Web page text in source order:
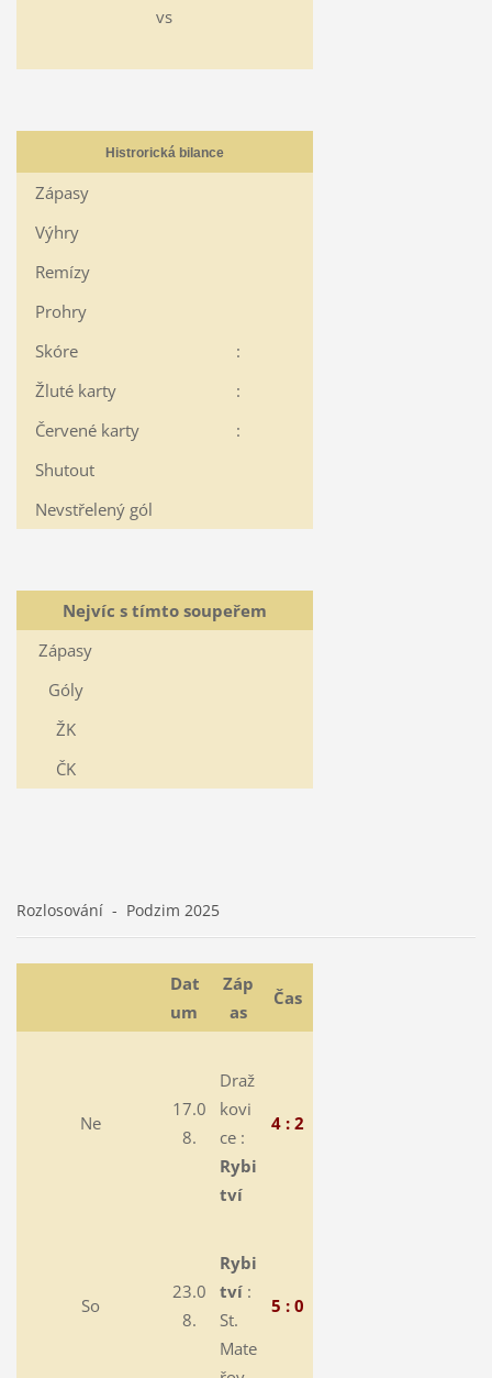
vs
Histrorická bilance
Zápasy
Výhry
Remízy
Prohry
Skóre
:
Žluté karty
:
Červené karty
:
Shutout
Nevstřelený gól
Nejvíc s tímto soupeřem
Zápasy
Góly
ŽK
ČK
Rozlosování - Podzim 2025
Dat
um
Záp
as
Čas
Ne
17.0
8.
Draž
kovi
ce :
Rybi
tví
4 : 2
So
23.0
8.
Rybi
tví:
St.
Mate
5 : 0